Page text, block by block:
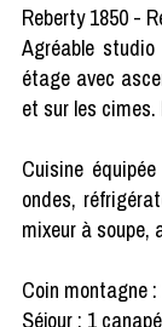
Reberty 1850 -
Agréable
étage avec
et sur les
Cuisine
ondes,
mixeur à soupe,
Coin montagne
Séjour : 1